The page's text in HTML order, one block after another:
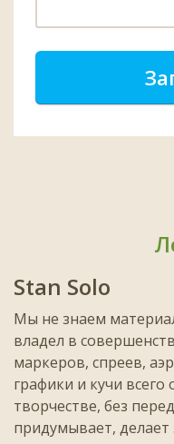
Stan Solo
Мы не знаем
владел в
маркеров, спреев,
графики и кучи всего
творчестве, без
придумывает, делает